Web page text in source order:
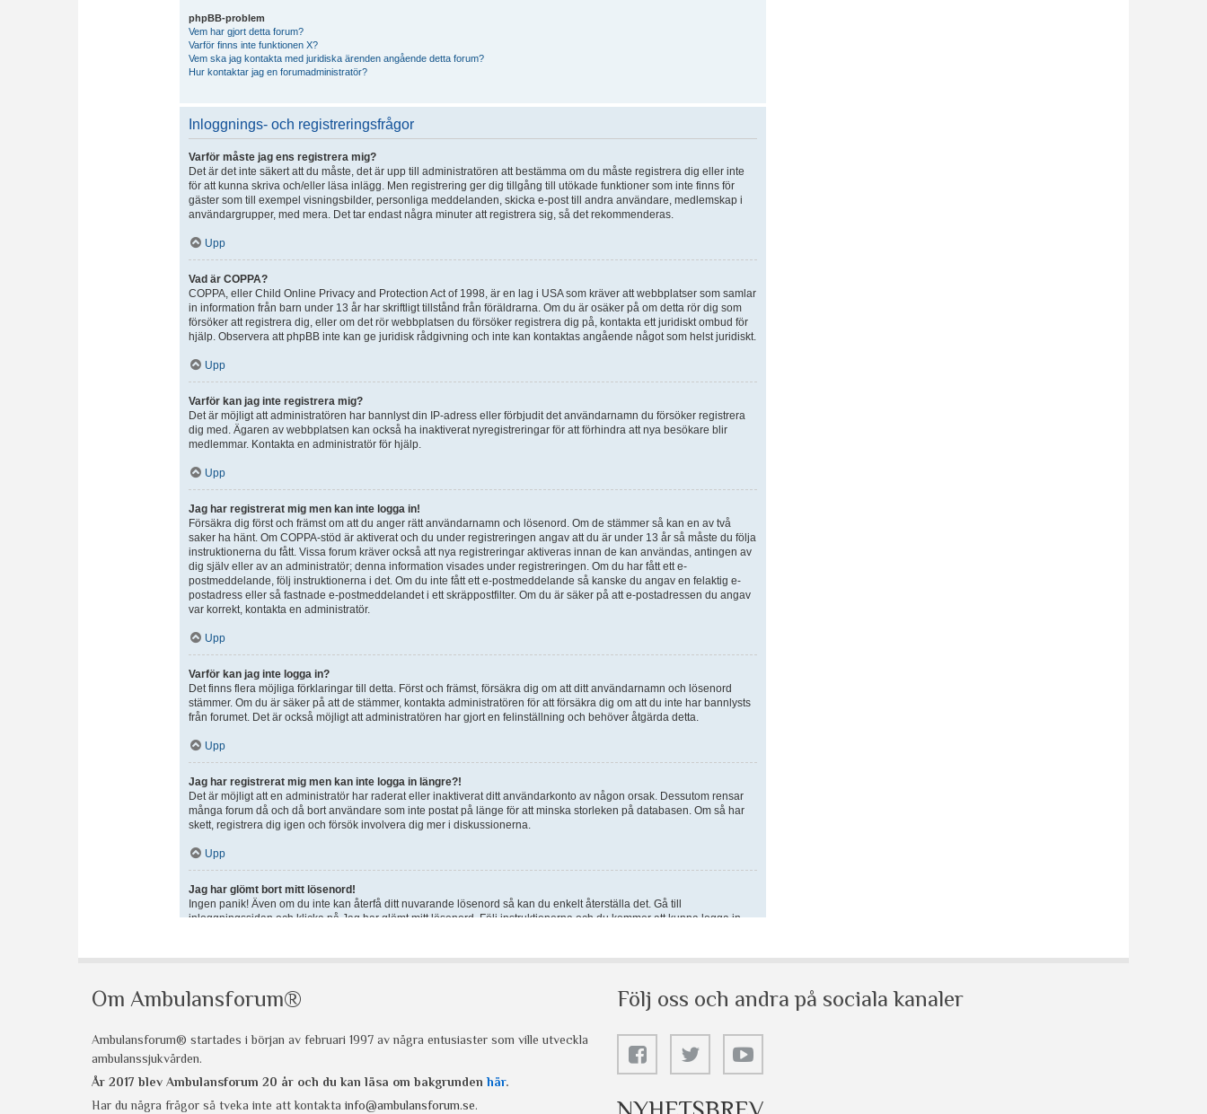
Om Ambulansforum®
Ambulansforum® startades i början av februari 1997 av några entusiaster som ville utveckla
ambulanssjukvården.
År 2017 blev Ambulansforum 20 år och du kan läsa om bakgrunden här.
Har du några frågor så tveka inte att kontakta info@ambulansforum.se.
Följ oss och andra på sociala kanaler